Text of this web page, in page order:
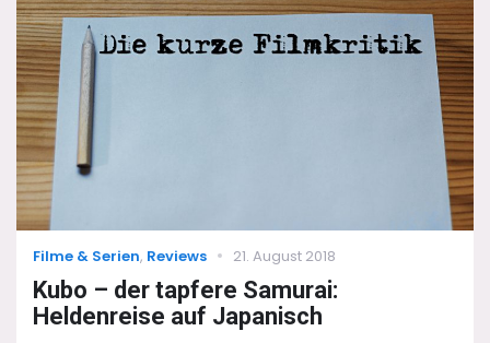
Categories
Filme & Serien, Reviews
Posted
21. August 2018
Kubo – der tapfere Samurai:
Heldenreise auf Japanisch